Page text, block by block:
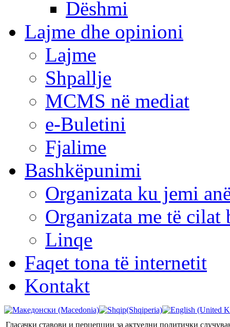
Dëshmi
Lajme dhe opinioni
Lajme
Shpallje
MCMS në mediat
e-Buletini
Fjalime
Bashkëpunimi
Organizata ku jemi
Organizata me të cilat
Linqe
Faqet tona të internetit
Kontakt
Гласачки ставови и перцепции за актуелни политички